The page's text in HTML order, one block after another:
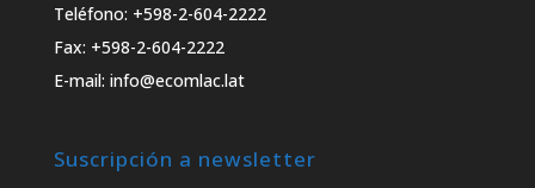
Teléfono: +598-2-604-2222
Fax: +598-2-604-2222
E-mail: info@ecomlac.lat
Suscripción a newsletter